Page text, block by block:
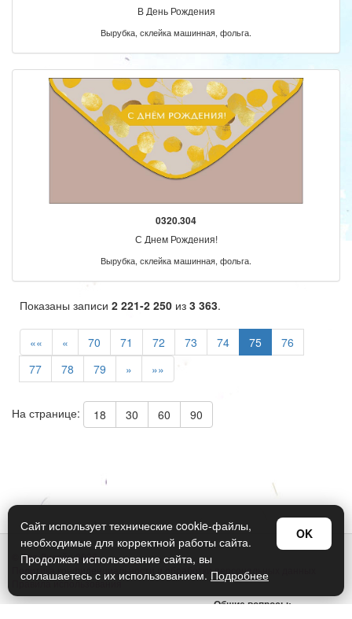
В День Рождения
Вырубка, склейка машинная, фольга.
0320.304
С Днем Рождения!
Вырубка, склейка машинная, фольга.
Показаны записи 2 221-2 250 из 3 363.
«« « 70 71 72 73 74 75
76
77
78 79 » »»
На странице: 18 30 60 90
© Арт Дизайн 2026
Политика конфиденциальности и обработки персональных данных
Правила использования
Общие вопросы:
Сайт использует технические cookie-файлы,
необходимые для корректной работы сайта.
Продолжая использование сайта, вы
соглашаетесь с их использованием. Подробнее
OK